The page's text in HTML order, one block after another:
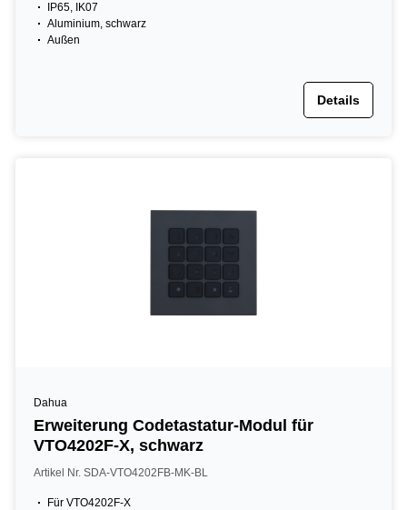
IP65, IK07
Aluminium, schwarz
Außen
Details
Dahua
Erweiterung Codetastatur-Modul für
VTO4202F-X, schwarz
Artikel Nr. SDA-VTO4202FB-MK-BL
Für VTO4202F-X